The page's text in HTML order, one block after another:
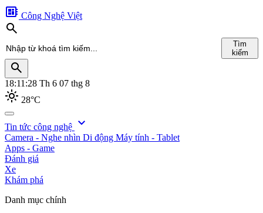
developer_board Công Nghệ Việt
search
Tìm
kiếm
search
18:11:30 Th 6 07 thg 8
light_mode 28°C
search
Tin tức công nghệ expand_more
Camera - Nghe nhìn Di động Máy tính - Tablet
Apps - Game
Đánh giá
Xe
Khám phá
Danh mục chính